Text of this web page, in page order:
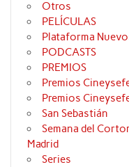
Otros
PELÍCULAS
Plataforma
PODCASTS
PREMIOS
Premios
Premios
San Sebastián
Semana del
Madrid
Series